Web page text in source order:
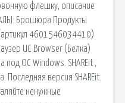
флешку, описание
Брошюра Продукты
4601546034410)
UC Browser (Белка)
под ОС Windows. SHAREit ,
Последняя версия SHAREit.
ненужные